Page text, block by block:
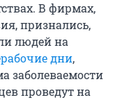
В фирмах,
признались,
людей на
дни,
заболеваемости
проведут на